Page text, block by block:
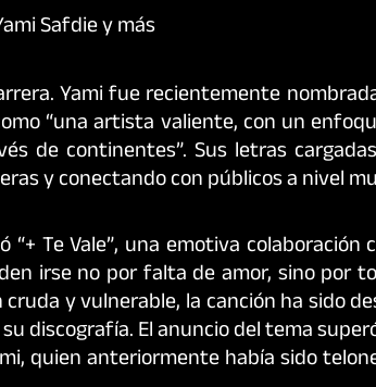
Yami fue recientemente
“una artista valiente, con un
de continentes”. Sus letras
y conectando con públicos a nivel
Te Vale”, una emotiva colaboración
irse no por falta de amor, sino por
y vulnerable, la canción ha sido
discografía. El anuncio del tema
quien anteriormente había sido